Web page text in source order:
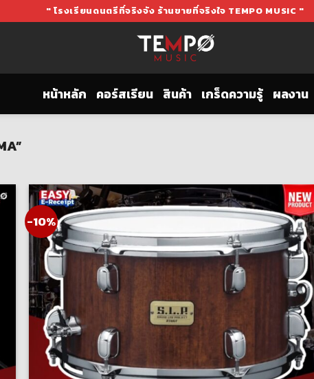
" โรงเรียนดนตรีที่จริงจัง ร้านขายที่จริงใจ TEMPO MUSIC "
หน้าหลัก คอร์สเรียน สินค้า เกร็ดความรู้ ผลงาน
-10%